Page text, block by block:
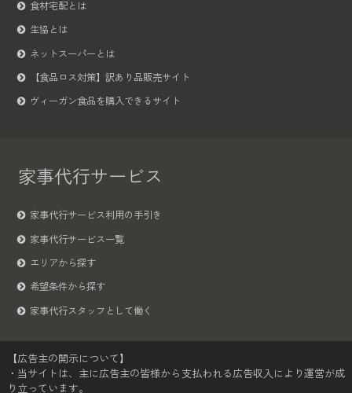
食材宅配とは
生協とは
ネットスーパーとは
【食品ロス対策】訳あり品販売サイト
ヴィーガン食品を購入できるサイト
家事代行サービス
家事代行サービス利用の手引き
家事代行サービス一覧
エリアから探す
希望条件から探す
家事代行スタッフとして働く
【広告主の開示について】
・当サイトは、主に広告主の皆様から支払われる広告収入により運営が成
り立っています。